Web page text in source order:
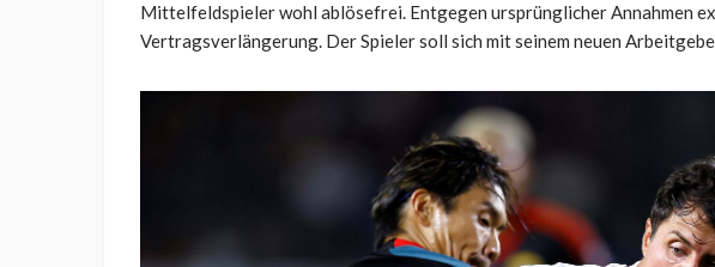
Mittelfeldspieler wohl ablösefrei. Entgegen ursprünglicher Annahmen
Vertragsverlängerung. Der Spieler soll sich mit seinem neuen